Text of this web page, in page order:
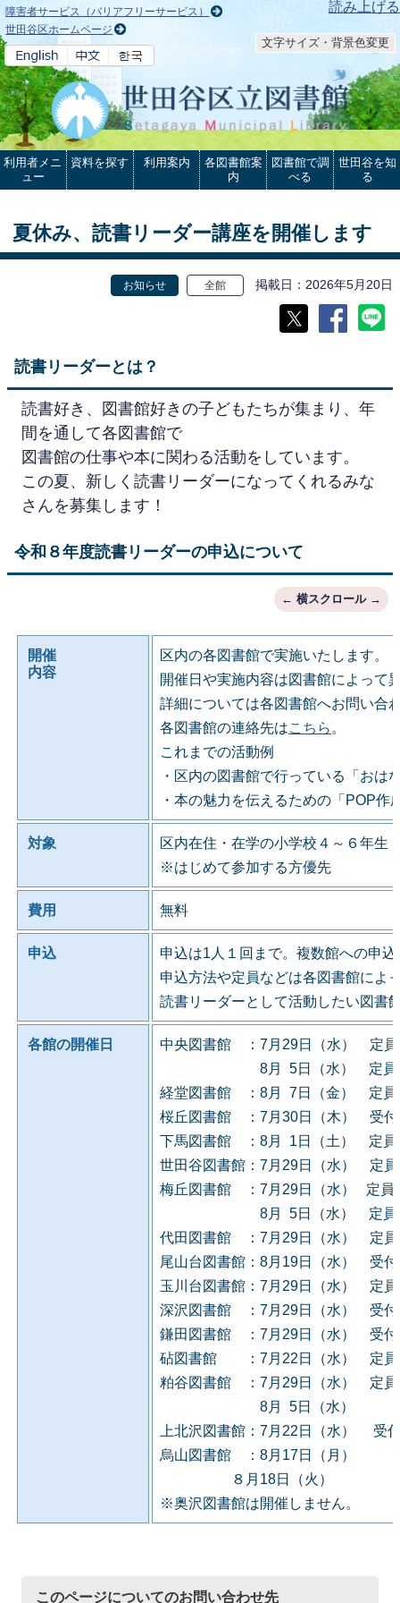
本文へ 読み上げる
障害者サービス（バリアフリーサービス）
世田谷区ホームページ
文字サイズ・背景色変更
利用者メニ
ュー
資料を探す 利用案内
各図書館案
内
図書館で調
べる
世田谷を知
る
夏休み、読書リーダー講座を開催します
お知らせ 全館 掲載日 2026年5月20日
読書リーダーとは？
読書好き、図書館好きの子どもたちが集まり、年
間を通して各図書館で
図書館の仕事や本に関わる活動をしています。
この夏、新しく読書リーダーになってくれるみな
さんを募集します！
令和８年度読書リーダーの申込について
開催
内容
区内の各図書館で実施いたします。
開催日や実施内容は図書館によって
詳細については各図書館へお問い合
各図書館の連絡先はこちら 。
これまでの活動例
・区内の図書館で行っている「おは
・本の魅力を伝えるための「POP
対象
区内在住・在学の小学校４～６年生
※はじめて参加する方優先
費用 無料
申込
申込は1人１回まで。複数館への申
申込方法や定員などは各図書館によ
読書リーダーとして活動したい図書
各館の開催日
中央図書館 ：7月29日（水） 定員
8月 5日（水） 定員に達
経堂図書館 ：8月 7日（金） 定員
桜丘図書館 ：7月30日（木） 受付
下馬図書館 ：8月 1日（土） 定員
世田谷図書館：7月29日（水） 定員
梅丘図書館 ：7月29日（水） 定員
8月 5日（水） 定員に達
代田図書館 ：7月29日（水） 定員
尾山台図書館：8月19日（水） 受
玉川台図書館：7月29日（水） 定員
深沢図書館 ：7月29日（水） 受付
鎌田図書館 ：7月29日（水） 受付
砧図書館 ：7月22日（水） 定員
粕谷図書館 ：7月29日（水） 定員
8月 5日（水）
上北沢図書館：7月22日（水） 受
烏山図書館 ：8月17日（月）
８月18日（火）
※奥沢図書館は開催しません。
このページについてのお問い合わせ先